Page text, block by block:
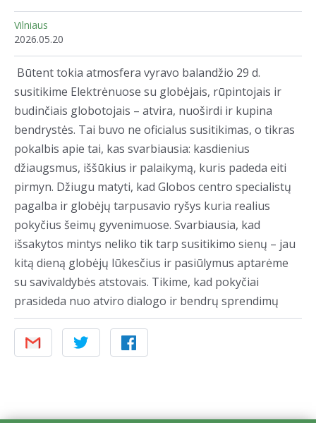
Vilniaus
2026.05.20
Būtent tokia atmosfera vyravo balandžio 29 d.
susitikime Elektrėnuose su globėjais, rūpintojais ir
budinčiais globotojais – atvira, nuoširdi ir kupina
bendrystės. Tai buvo ne oficialus susitikimas, o tikras
pokalbis apie tai, kas svarbiausia: kasdienius
džiaugsmus, iššūkius ir palaikymą, kuris padeda eiti
pirmyn. Džiugu matyti, kad Globos centro specialistų
pagalba ir globėjų tarpusavio ryšys kuria realius
pokyčius šeimų gyvenimuose. Svarbiausia, kad
išsakytos mintys neliko tik tarp susitikimo sienų – jau
kitą dieną globėjų lūkesčius ir pasiūlymus aptarėme
su savivaldybės atstovais. Tikime, kad pokyčiai
prasideda nuo atviro dialogo ir bendrų sprendimų